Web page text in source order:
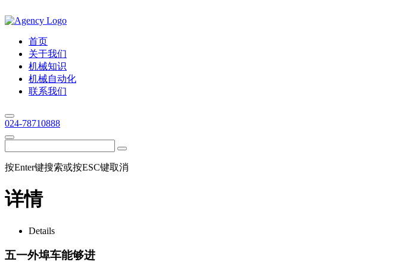
首页
关于我们
机械知识
机械自动化
联系我们
024-78710888
按Enter键搜索或按ESC键取消
详情
Details
五一外埠车能够进